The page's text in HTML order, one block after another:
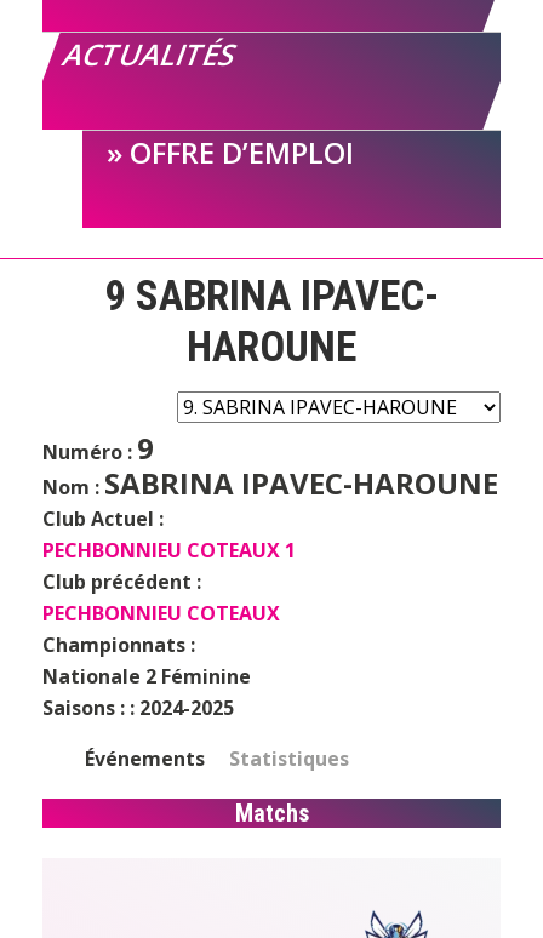
ACTUALITÉS
OFFRE D’EMPLOI
9 SABRINA IPAVEC-
HAROUNE
Numéro : 9
Nom : SABRINA IPAVEC-HAROUNE
Club Actuel :
PECHBONNIEU COTEAUX 1
Club précédent :
PECHBONNIEU COTEAUX
Championnats :
Nationale 2 Féminine
Saisons : : 2024-2025
Événements
Statistiques
Matchs